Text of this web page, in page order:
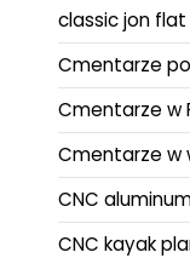
classic jon
Cmentarze
Cmentarze w
Cmentarze w
CNC
CNC kayak